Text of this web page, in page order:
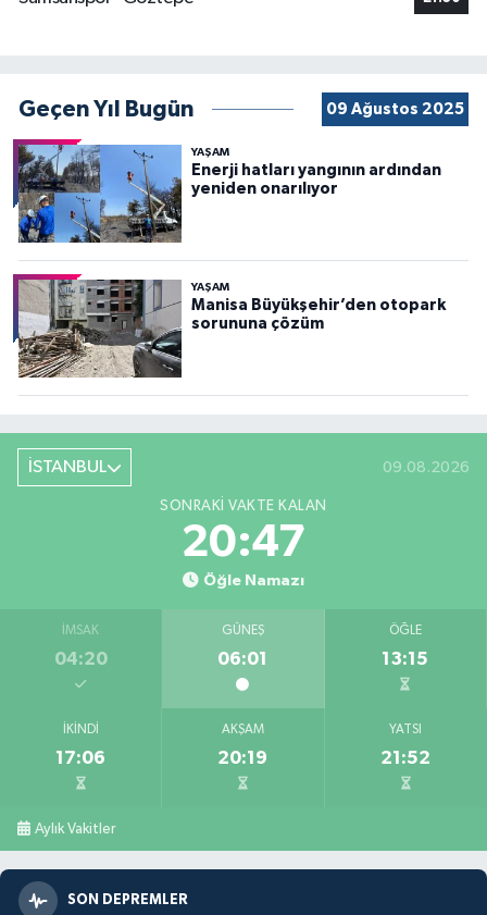
Geçen Yıl Bugün 09 Ağustos 2025
YAŞAM
Enerji hatları yangının ardından
yeniden onarılıyor
YAŞAM
Manisa Büyükşehir’den otopark
sorununa çözüm
İSTANBUL 09.08.2026
SONRAKI VAKTE KALAN
20:46
Öğle Namazı
İMSAK
04:20
GÜNEŞ
06:01
ÖĞLE
13:15
İKINDI
17:06
AKŞAM
20:19
YATSI
21:52
Aylık Vakitler
SON DEPREMLER